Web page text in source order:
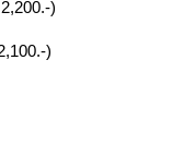
)
)